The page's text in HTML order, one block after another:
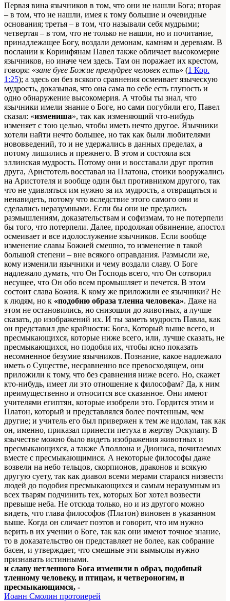
Первая вина язычников в том, что они не нашли Бога; вторая
– в том, что не нашли, имея к тому большие и очевидные
основания; третья – в том, что называли себя мудрыми;
четвертая – в том, что не только не нашли, но и почитание,
принадлежащее Богу, воздали демонам, камням и деревьям. В
послании к Коринфянам Павел также обличает высокомерие
язычников, но иначе чем здесь. Там он поражает их крестом,
говоря: «зане буее Божие премудрее человек есть» (1 Кор.
1:25); а здесь он без всякого сравнения осмеивает языческую
мудрость, доказывая, что она сама по себе есть глупость и
одно обнаружение высокомерия. А чтобы ты знал, что
язычники имели знание о Боге, но сами погубили его, Павел
сказал: «измениша», так как изменяющий что-нибудь
изменяет с тою целью, чтобы иметь нечто другое. Язычники
хотели найти нечто большее, но так как были любителями
нововведений, то и не удержались в данных пределах, а
потому лишились и прежнего. В этом и состояла вся
эллинская мудрость. Потому они и восставали друг против
друга, Аристотель восставал на Платона, стоики вооружались
на Аристотеля и вообще один был противником другого, так
что не удивляться им нужно за их мудрость, а отвращаться и
ненавидеть, потому что вследствие этого самого они и
сделались неразумными. Если бы они не предались
размышлениям, доказательствам и софизмам, то не потерпели
бы того, что потерпели. Далее, продолжая обвинение, апостол
осмеивает и все идолослужение язычников. Если вообще
изменение славы Божией смешно, то изменение в такой
большой степени – вне всякого оправдания. Размысли же,
кому изменили язычники и чему воздали славу. О Боге
надлежало думать, что Он Господь всего, что Он сотворил
несущее, что Он обо всем промышляет и печется. В этом
состоит слава Божия. К кому же приложили ее язычники? Не
к людям, но к «подобию образа тленна человека». Даже на
этом не остановились, но снизошли до животных, а лучше
сказать, до изображений их. И ты заметь мудрость Павла, как
он представил две крайности: Бога, Который выше всего, и
пресмыкающихся, которые ниже всего, или, лучше сказать, не
пресмыкающихся, но подобия их, чтобы ясно показать
несомненное безумие язычников. Познание, какое надлежало
иметь о Существе, несравненно все превосходящем, они
приложили к тому, что без сравнения ниже всего. Но, скажет
кто-нибудь, имеет ли это отношение к философам? Да, к ним
преимущественно и относится все сказанное. Они имеют
учителями египтян, которые изобрели это. Гордится этим и
Платон, который и представлялся более почтенным, чем
другие; и учитель его был привержен к тем же идолам, так как
он, именно, приказал принести петуха в жертву Эскулапу. В
язычестве можно было видеть изображения животных и
пресмыкающихся, а также Аполлона и Диониса, почитаемых
вместе с пресмыкающимися. А некоторые философы даже
возвели на небо тельцов, скорпионов, драконов и всякую
другую суету, так как диавол всеми мерами старался низвести
людей до подобия пресмыкающихся и самым неразумным из
всех тварям подчинить тех, которых Бог хотел возвести
превыше неба. Не отсюда только, но и из другого можно
видеть, что глава философов (Платон) виновен в указанном
выше. Когда он сличает поэтов и говорит, что им нужно
верить в их учении о Боге, так как они имеют точное знание,
то в доказательство он представляет не более, как собрание
басен, и утверждает, что смешные эти вымыслы нужно
признавать истинными.
и славу нетленного Бога изменили в образ, подобный
тленному человеку, и птицам, и четвероногим, и
пресмыкающимся, -
Иоанн Смолин протоиерей